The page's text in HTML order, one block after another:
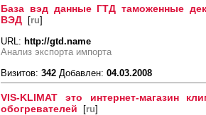
База вэд данные ГТД таможенные
ВЭД [ru]
URL: http://gtd.name
Анализ экспорта импорта
Визитов: 342 Добавлен: 04.03.2008
VIS-KLIMAT это интернет-магазин
обогревателей [ru]